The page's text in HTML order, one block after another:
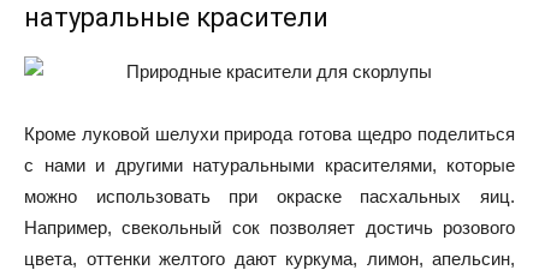
натуральные красители
Кроме луковой шелухи природа готова щедро поделиться
с нами и другими натуральными красителями, которые
можно использовать при окраске пасхальных яиц.
Например, свекольный сок позволяет достичь розового
цвета, оттенки желтого дают куркума, лимон, апельсин,